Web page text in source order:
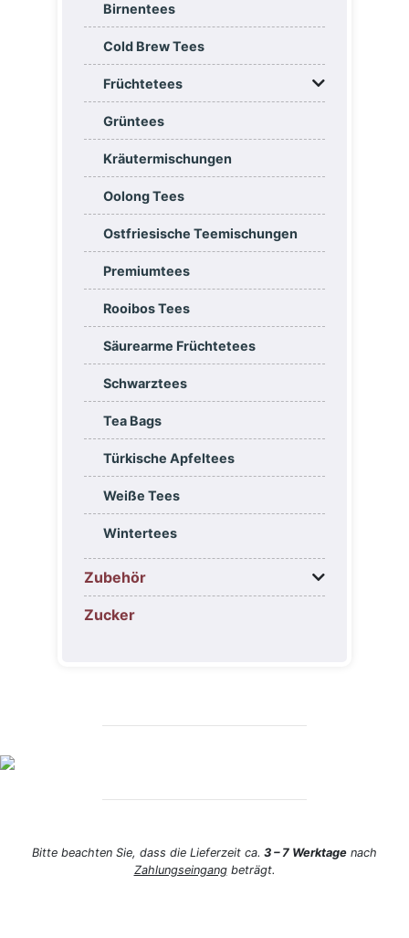
Birnentees
Cold Brew Tees
Früchtetees
Grüntees
Kräutermischungen
Oolong Tees
Ostfriesische Teemischungen
Premiumtees
Rooibos Tees
Säurearme Früchtetees
Schwarztees
Tea Bags
Türkische Apfeltees
Weiße Tees
Wintertees
Zubehör
Zucker
Bitte beachten Sie, dass die Lieferzeit ca. 3 – 7 Werktage nach
Zahlungseingangbeträgt.